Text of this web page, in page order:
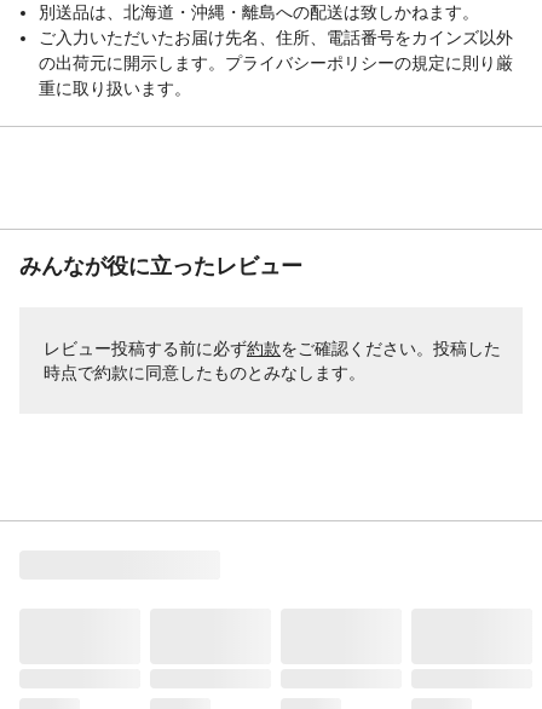
別送品は、北海道・沖縄・離島への配送は致しかねます。
ご入力いただいたお届け先名、住所、電話番号をカインズ以外
の出荷元に開示します。プライバシーポリシーの規定に則り厳
重に取り扱います。
みんなが役に立ったレビュー
レビュー投稿する前に必ず約款をご確認ください。投稿した
時点で約款に同意したものとみなします。